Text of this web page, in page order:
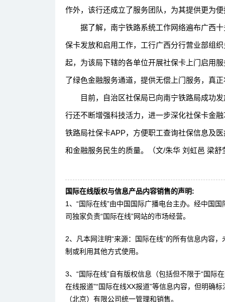
作外，该行还成立了服务团队，为其提供更为
据了解，南宁铁路系统工作网络遍布广西十
保卡发放和启用工作，工行广西分行营业部组
起，为该局下辖的各单位开展社保卡上门启用
了绿色金融服务通道，提供无偿上门服务，真
目前，自治区社保局已向南宁铁路局成功发
行还不断增强科技活力，进一步深化社保卡金
铁路局社保卡APP，方便职工查询社保信息及
和金融服务民生的质量。（文/朱华 刘虹邑 梁舒
国际在线版权与信息产品内容销售的声明:
1、“国际在线”由中国国际广播电台主办。经中国
司独家负责“国际在线”网站的市场经营。
2、凡本网注明“来源：国际在线”的所有信息内容
制或利用其他方式使用。
3、“国际在线”自有版权信息（包括但不限于“国际
在线报道”“国际在线XX报道”等信息内容，但明确
（北京）有限公司统一管理和销售。